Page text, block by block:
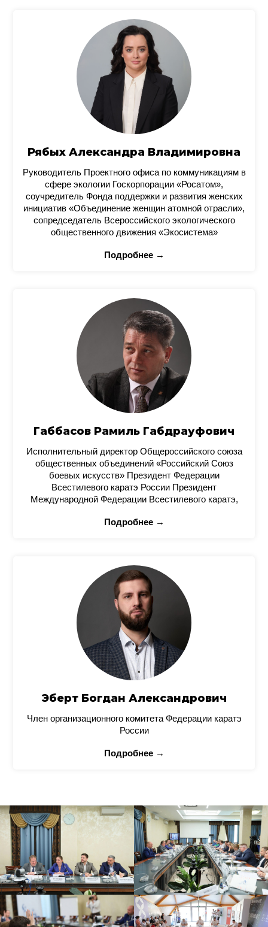
Рябых Александра Владимировна
Руководитель Проектного офиса по коммуникациям в
сфере экологии Госкорпорации «Росатом»,
соучредитель Фонда поддержки и развития женских
инициатив «Объединение женщин атомной отрасли»,
сопредседатель Всероссийского экологического
общественного движения «Экосистема»
Подробнее →
Габбасов Рамиль Габдрауфович
Исполнительный директор Общероссийского союза
общественных объединений «Российский Союз
боевых искусств» Президент Федерации
Всестилевого каратэ России Президент
Международной Федерации Всестилевого каратэ,
Подробнее →
Эберт Богдан Александрович
Член организационного комитета Федерации каратэ
России
Подробнее →